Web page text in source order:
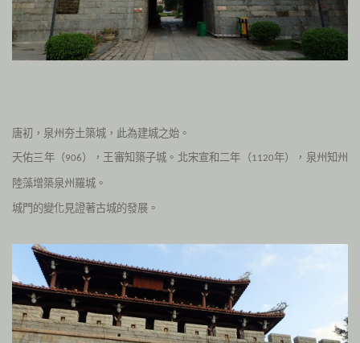
唐初，泉州夯土築城，此為建城之始。
天佑三年（906），王審知築子城。北宋宣和二年（1120年），泉州知州
陸藻增築泉州羅城。
城門的變化見證著古城的發展。